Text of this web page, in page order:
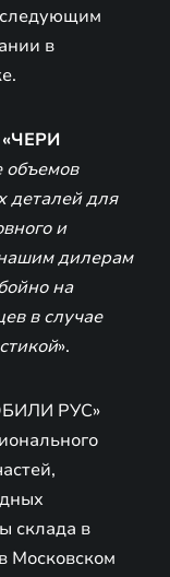
в
объемов
деталей для
и
дилерам
на
в случае
».
РУС»
склада в
Московском